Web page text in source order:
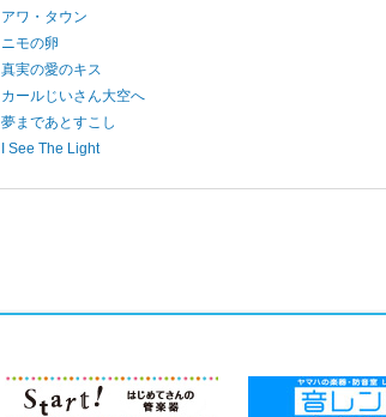
アワ・タウン
ニモの卵
真実の愛のキス
カールじいさん大空へ
夢まであとすこし
I See The Light